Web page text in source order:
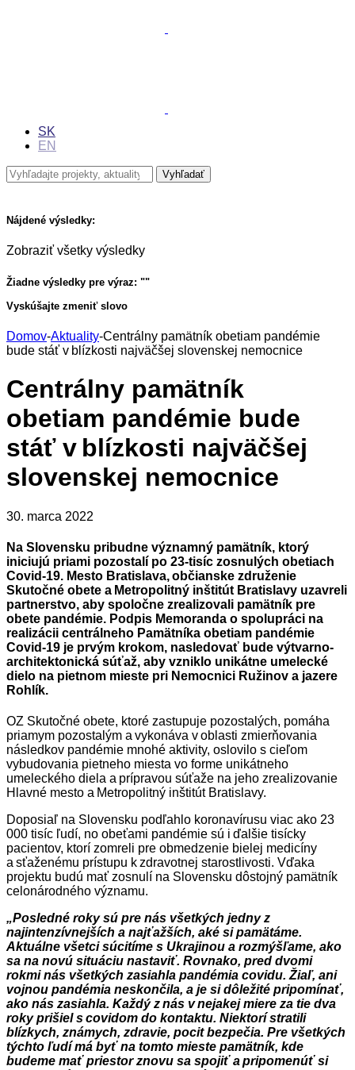
SK
EN
Nájdené výsledky:
Zobraziť všetky výsledky
Žiadne výsledky pre výraz: ""
Vyskúšajte zmeniť slovo
Domov-Aktuality-Centrálny pamätník obetiam pandémie
bude stáť v blízkosti najväčšej slovenskej nemocnice
Centrálny pamätník
obetiam pandémie bude
stáť v blízkosti najväčšej
slovenskej nemocnice
30. marca 2022
Na Slovensku pribudne významný pamätník, ktorý
iniciujú priami pozostalí po 23-tisíc zosnulých obetiach
Covid-19. Mesto Bratislava, občianske združenie
Skutočné obete a Metropolitný inštitút Bratislavy uzavreli
partnerstvo, aby spoločne zrealizovali pamätník pre
obete pandémie. Podpis Memoranda o spolupráci na
realizácii centrálneho Pamätníka obetiam pandémie
Covid-19 je prvým krokom, nasledovať bude výtvarno-
architektonická súťaž, aby vzniklo unikátne umelecké
dielo na pietnom mieste pri Nemocnici Ružinov a jazere
Rohlík.
OZ Skutočné obete, ktoré zastupuje pozostalých, pomáha
priamym pozostalým a vykonáva v oblasti zmierňovania
následkov pandémie mnohé aktivity, oslovilo s cieľom
vybudovania pietneho miesta vo forme unikátneho
umeleckého diela a prípravou súťaže na jeho zrealizovanie
Hlavné mesto a Metropolitný inštitút Bratislavy.
Doposiaľ na Slovensku podľahlo koronavírusu viac ako 23
000 tisíc ľudí, no obeťami pandémie sú i ďalšie tisícky
pacientov, ktorí zomreli pre obmedzenie bielej medicíny
a sťaženému prístupu k zdravotnej starostlivosti. Vďaka
projektu budú mať zosnulí na Slovensku dôstojný pamätník
celonárodného významu.
„Posledné roky sú pre nás všetkých jedny z
najintenzívnejších a najťažších, aké si pamätáme.
Aktuálne všetci súcitíme s Ukrajinou a rozmýšľame, ako
sa na novú situáciu nastaviť. Rovnako, pred dvomi
rokmi nás všetkých zasiahla pandémia covidu. Žiaľ, ani
vojnou pandémia neskončila, a je si dôležité pripomínať,
ako nás zasiahla. Každý z nás v nejakej miere za tie dva
roky prišiel s covidom do kontaktu. Niektorí stratili
blízkych, známych, zdravie, pocit bezpečia. Pre všetkých
týchto ľudí má byť na tomto mieste pamätník, kde
budeme mať priestor znovu sa spojiť a pripomenúť si